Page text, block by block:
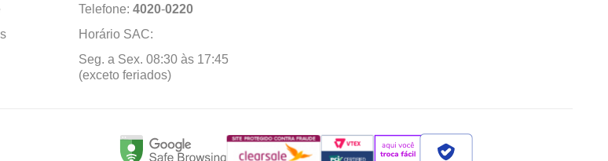
Telefone: 4020-0220
Horário SAC:
Seg. a Sex. 08:30 às 17:45
(exceto feriados)